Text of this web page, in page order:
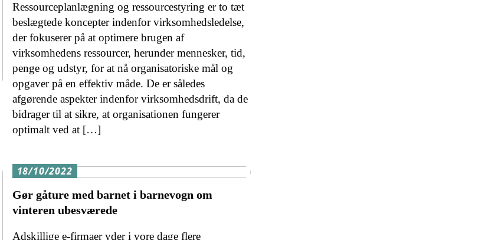
Ressourceplanlægning og ressourcestyring er to tæt
beslægtede koncepter indenfor virksomhedsledelse,
der fokuserer på at optimere brugen af
virksomhedens ressourcer, herunder mennesker, tid,
penge og udstyr, for at nå organisatoriske mål og
opgaver på en effektiv måde. De er således
afgørende aspekter indenfor virksomhedsdrift, da de
bidrager til at sikre, at organisationen fungerer
optimalt ved at […]
18/10/2022
Gør gåture med barnet i barnevogn om
vinteren ubesværede
Adskillige e-firmaer yder i vore dage flere